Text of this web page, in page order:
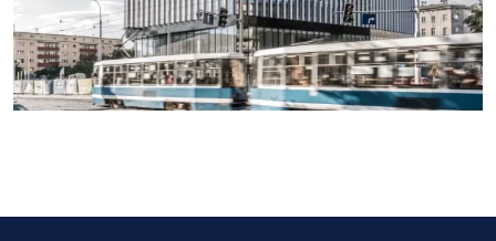
SEE MORE PROJECTS